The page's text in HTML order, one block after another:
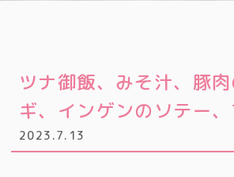
ツナ御飯、みそ汁、豚
ギ、インゲンのソテー
2023.7.13